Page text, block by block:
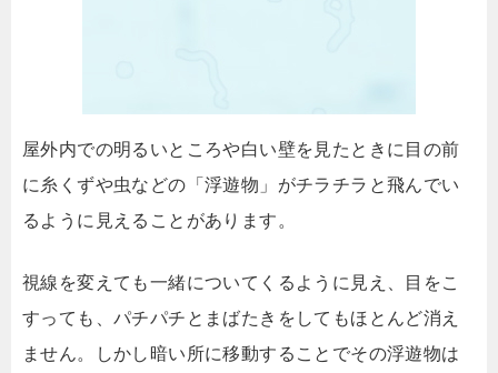
屋外内での明るいところや白い壁を見たときに目の前
に糸くずや虫などの「浮遊物」がチラチラと飛んでい
るように見えることがあります。
視線を変えても一緒についてくるように見え、目をこ
すっても、パチパチとまばたきをしてもほとんど消え
ません。しかし暗い所に移動することでその浮遊物は